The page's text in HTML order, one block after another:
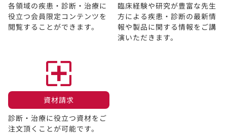
各領域の疾患・診断・治療に
役立つ会員限定コンテンツを
閲覧することができます。​
臨床経験や研究が豊富な先生
方による疾患・診断の最新情
報や製品に関する情報をご講
演いただきます。
資材請求​
診断・治療に役立つ資材をご
注文頂くことが可能です。